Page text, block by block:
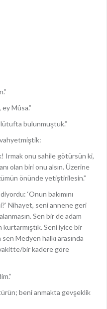
Mûsa.”
bulunmuştuk.”
Irmak onu sahile götürsün ki,
olan biri onu alsın. Üzerine
önünde yetiştirilesin.”
‘Onun bakımını
Nihayet, seni annene geri
Sen bir de adam
Seni iyice bir
Medyen halkı arasında
bir kadere göre
beni anmakta gevşeklik